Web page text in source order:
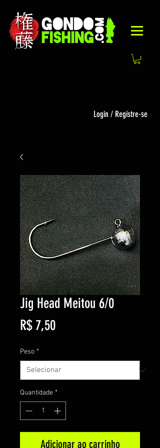
Login / Registre-se
Jig Head Meitou 6/0
R$ 7,50Preço
Peso *
Quantidade *
Adicionar ao carrinho